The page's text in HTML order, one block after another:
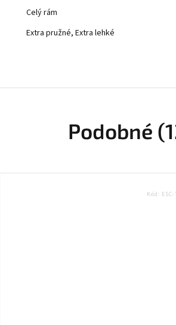
Celý rám
Extra pružné, Extra lehké
Podobné
Kód: